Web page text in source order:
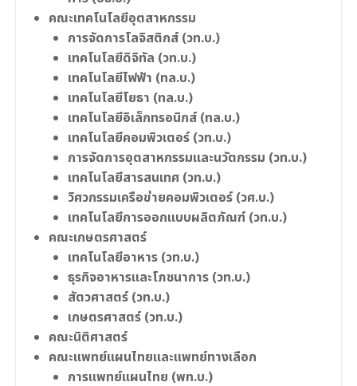
คณะเทคโนโลยีอุตสาหกรรม
การจัดการโลจิสติกส์ (วท.บ.)
เทคโนโลยีดิจิทัล (วท.บ.)
เทคโนโลยีไฟฟ้า (ทล.บ.)
เทคโนโลยีโยธา (ทล.บ.)
เทคโนโลยีอิเล็กทรอนิกส์ (ทล.บ.)
เทคโนโลยีคอมพิวเตอร์ (วท.บ.)
การจัดการอุตสาหกรรมและนวัตกรรม (วท.บ.)
เทคโนโลยีสารสนเทศ (วท.บ.)
วิศวกรรมเครือข่ายคอมพิวเตอร์ (วศ.บ.)
เทคโนโลยีการออกแบบผลิตภัณฑ์ (วท.บ.)
คณะเกษตรศาสตร์
เทคโนโลยีอาหาร (วท.บ.)
ธุรกิจอาหารและโภชนาการ (วท.บ.)
สัตวศาสตร์ (วท.บ.)
เกษตรศาสตร์ (วท.บ.)
คณะนิติศาสตร์
คณะแพทย์แผนไทยและแพทย์ทางเลือก
การแพทย์แผนไทย (พท.บ.)